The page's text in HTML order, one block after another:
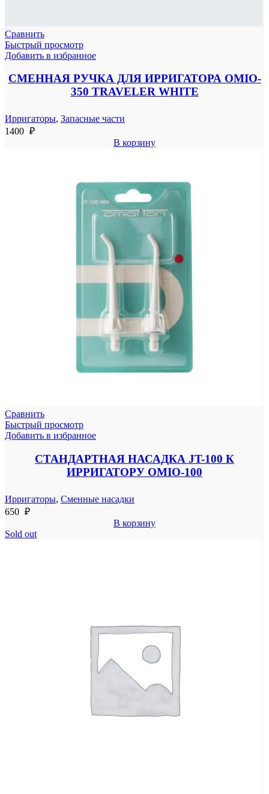
Сравнить
Быстрый просмотр
Добавить в избранное
СМЕННАЯ РУЧКА ДЛЯ ИРРИГАТОРА OMIO-
350 TRAVELER WHITE
Ирригаторы, Запасные части
1400 ₽
В корзину
Сравнить
Быстрый просмотр
Добавить в избранное
СТАНДАРТНАЯ НАСАДКА JT-100 К
ИРРИГАТОРУ OMIO-100
Ирригаторы, Сменные насадки
650 ₽
В корзину
Sold out